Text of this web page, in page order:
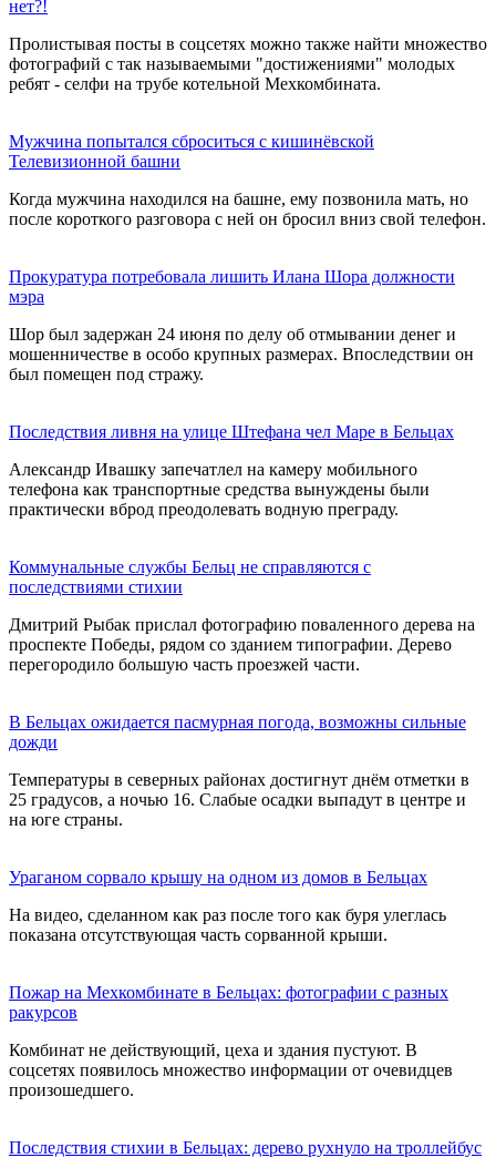
нет?!
Пролистывая посты в соцсетях можно также найти множество
фотографий с так называемыми "достижениями" молодых
ребят - селфи на трубе котельной Мехкомбината.
Мужчина попытался сброситься с кишинёвской
Телевизионной башни
Когда мужчина находился на башне, ему позвонила мать, но
после короткого разговора с ней он бросил вниз свой телефон.
Прокуратура потребовала лишить Илана Шора должности
мэра
Шор был задержан 24 июня по делу об отмывании денег и
мошенничестве в особо крупных размерах. Впоследствии он
был помещен под стражу.
Последствия ливня на улице Штефана чел Маре в Бельцах
Александр Ивашку запечатлел на камеру мобильного
телефона как транспортные средства вынуждены были
практически вброд преодолевать водную преграду.
Коммунальные службы Бельц не справляются с
последствиями стихии
Дмитрий Рыбак прислал фотографию поваленного дерева на
проспекте Победы, рядом со зданием типографии. Дерево
перегородило большую часть проезжей части.
В Бельцах ожидается пасмурная погода, возможны сильные
дожди
Температуры в северных районах достигнут днём отметки в
25 градусов, а ночью 16. Слабые осадки выпадут в центре и
на юге страны.
Ураганом сорвало крышу на одном из домов в Бельцах
На видео, сделанном как раз после того как буря улеглась
показана отсутствующая часть сорванной крыши.
Пожар на Мехкомбинате в Бельцах: фотографии с разных
ракурсов
Комбинат не действующий, цеха и здания пустуют. В
соцсетях появилось множество информации от очевидцев
произошедшего.
Последствия стихии в Бельцах: дерево рухнуло на троллейбус